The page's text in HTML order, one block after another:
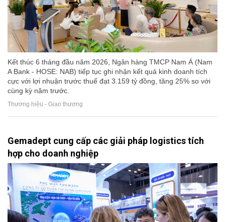
Kết thúc 6 tháng đầu năm 2026, Ngân hàng TMCP Nam Á (Nam
A Bank - HOSE: NAB) tiếp tục ghi nhận kết quả kinh doanh tích
cực với lợi nhuận trước thuế đạt 3.159 tỷ đồng, tăng 25% so với
cùng kỳ năm trước.
Thương hiệu - Giao thương
Gemadept cung cấp các giải pháp logistics tích
hợp cho doanh nghiệp